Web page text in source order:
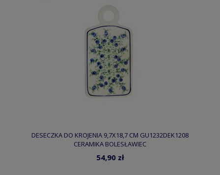
DESECZKA DO KROJENIA 9,7X18,7 CM GU1232DEK1208
CERAMIKA BOLESŁAWIEC
54,90 zł